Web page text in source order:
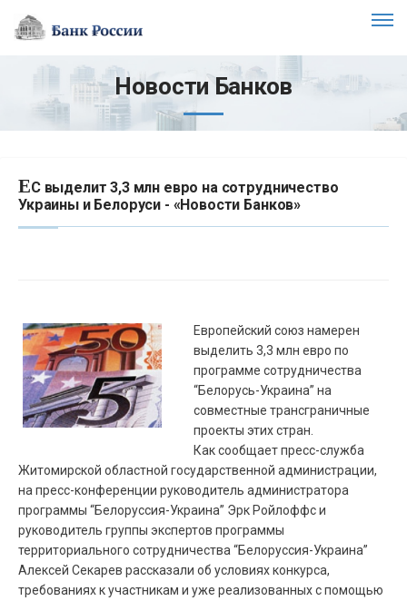
Новости Банков
ЕС выделит 3,3 млн евро на сотрудничество
Украины и Белоруси - «Новости Банков»
Европейский союз намерен
выделить 3,3 млн евро по
программе сотрудничества
“Белорусь-Украина” на
совместные трансграничные
проекты этих стран.
Как сообщает пресс-служба
Житомирской областной государственной администрации,
на пресс-конференции руководитель администратора
программы “Белоруссия-Украина” Эрк Ройлоффс и
руководитель группы экспертов программы
территориального сотрудничества “Белоруссия-Украина”
Алексей Секарев рассказали об условиях конкурса,
требованиях к участникам и уже реализованных с помощью